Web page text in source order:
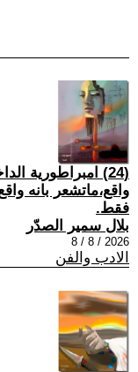
واقع،ماتشعر بانه
فقط.
بلال سمير الصدّر
2026 / 8 / 8
الادب والفن